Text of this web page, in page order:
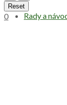
Rady a
Reset
0